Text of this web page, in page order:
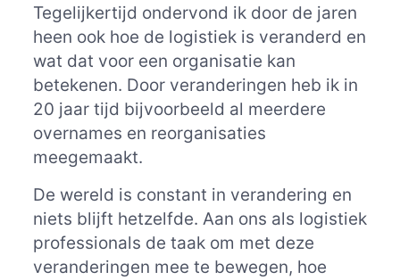
Tegelijkertijd ondervond ik door de jaren
heen ook hoe de logistiek is veranderd en
wat dat voor een organisatie kan
betekenen. Door veranderingen heb ik in
20 jaar tijd bijvoorbeeld al meerdere
overnames en reorganisaties
meegemaakt.
De wereld is constant in verandering en
niets blijft hetzelfde. Aan ons als logistiek
professionals de taak om met deze
veranderingen mee te bewegen, hoe